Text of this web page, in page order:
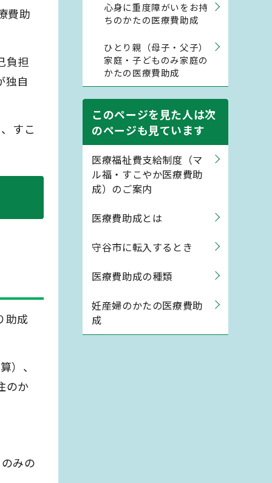
費助
負担
独自
すこ
助成
）、
のか
みの
心身に重度障がいをお持
ちのかたの医療費助成
ひとり親（母子・父子）
家庭・子どものみ家庭の
かたの医療費助成
このページを見た人は次
のページも見ています
医療福祉費支給制度（マ
ル福・すこやか医療費助
成）のご案内
医療費助成とは
守谷市に転入するとき
医療費助成の種類
妊産婦のかたの医療費助
成